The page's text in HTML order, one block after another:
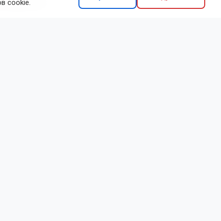
не
cookie.